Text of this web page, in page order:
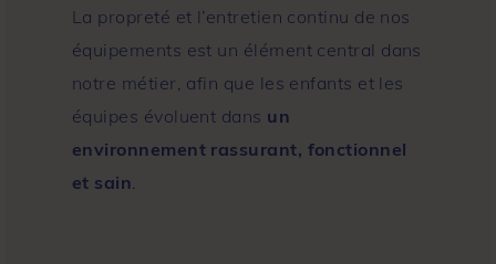
La propreté et l’entretien continu de nos
équipements est un élément central dans
notre métier, afin que les enfants et les
équipes évoluent dans un
environnement rassurant, fonctionnel
et sain